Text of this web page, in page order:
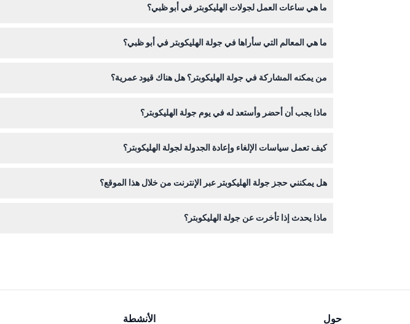
ما هي ساعات العمل لجولات الهليكوبتر في أبو ظبي؟
أثناء عملية الحجز عبر الإنترنت على هذا الموقع. (قابلة للتغيير — يرجى التأكيد عند وقت الحجز)
ما هي المعالم التي سأراها في جولة الهليكوبتر في أبو ظبي؟
بين معالم أخرى.
من يمكنه المشاركة في جولة الهليكوبتر؟ هل هناك قيود عمرية؟
ماذا يجب أن أحضر وأستعد له في يوم جولة الهليكوبتر؟
الخلابة!
كيف تعمل سياسات الإلغاء وإعادة الجدولة لجولة الهليكوبتر؟
تمت وفق السياسات خلال الحجز.
هل يمكنني حجز جولة الهليكوبتر عبر الإنترنت من خلال هذا الموقع؟
ماذا يحدث إذا تأخرت عن جولة الهليكوبتر؟
حول الأنشطة